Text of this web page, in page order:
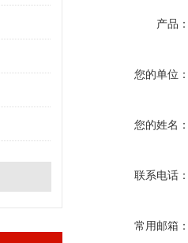
产品：
您的单位：
您的姓名：
联系电话：
常用邮箱：